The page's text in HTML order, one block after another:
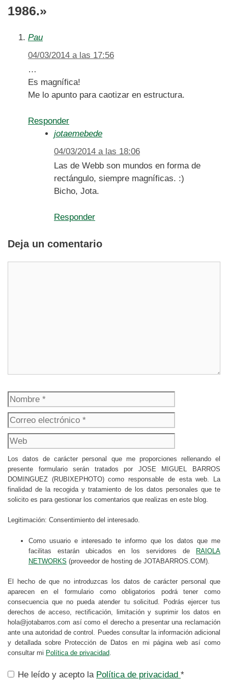
1986.»
Pau
04/03/2014 a las 17:56
…
Es magnífica!
Me lo apunto para caotizar en estructura.
Responder
jotaemebede
04/03/2014 a las 18:06
Las de Webb son mundos en forma de
rectángulo, siempre magníficas. :)
Bicho, Jota.
Responder
Deja un comentario
Nombre
electrónico
Los datos de carácter personal que me proporciones rellenando el
presente formulario serán tratados por JOSE MIGUEL BARROS
DOMINGUEZ (RUBIXEPHOTO) como responsable de esta web. La
finalidad de la recogida y tratamiento de los datos personales que te
solicito es para gestionar los comentarios que realizas en este blog.
Legitimación: Consentimiento del interesado.
Como usuario e interesado te informo que los datos que me
facilitas estarán ubicados en los servidores de RAIOLA
NETWORKS (proveedor de hosting de JOTABARROS.COM).
El hecho de que no introduzcas los datos de carácter personal que
aparecen en el formulario como obligatorios podrá tener como
consecuencia que no pueda atender tu solicitud. Podrás ejercer tus
derechos de acceso, rectificación, limitación y suprimir los datos en
hola@jotabarros.com así como el derecho a presentar una reclamación
ante una autoridad de control. Puedes consultar la información adicional
y detallada sobre Protección de Datos en mi página web así como
consultar mi Política de privacidad.
He leído y acepto la Política de privacidad *